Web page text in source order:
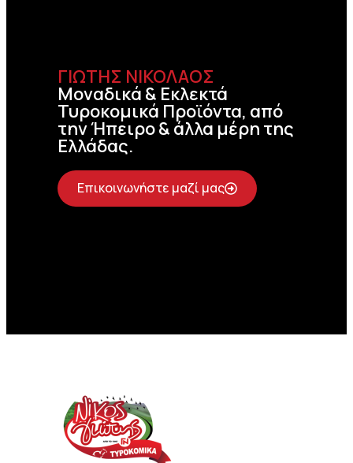
ΓΙΩΤΗΣ ΝΙΚΟΛΑΟΣ
Μοναδικά & Εκλεκτά
Τυροκομικά Προϊόντα, από
την Ήπειρο & άλλα μέρη της
Ελλάδας.
Επικοινωνήστε μαζί μας